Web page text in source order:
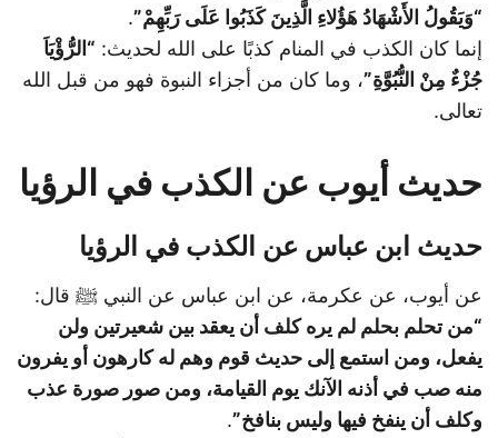
“وَيَقُولُ الأَشْهَادُ هَؤُلاءِ الَّذِينَ كَذَبُوا عَلَى رَبِّهِمْ”.
إنما كان الكذب في المنام كذبًا على الله لحديث: “الرُّؤْيَاَ
جُزْءٌ مِنْ النُّبُوَّةِ”، وما كان من أجزاء النبوة فهو من قبل الله
تعالى.
حديث أيوب عن الكذب في الرؤيا
حديث ابن عباس عن الكذب في الرؤيا
عن أيوب، عن عكرمة، عن ابن عباس عن النبي ﷺ قال:
“من تحلم بحلم لم يره كلف أن يعقد بين شعيرتين ولن
يفعل، ومن استمع إلى حديث قوم وهم له كارهون أو يفرون
منه صب في أذنه الآنك يوم القيامة، ومن صور صورة عذب
وكلف أن ينفخ فيها وليس بنافخ”.